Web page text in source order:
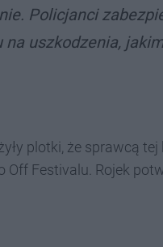
Policjanci
uszkodzenia,
plotki, że sprawcą tej
Festivalu. Rojek